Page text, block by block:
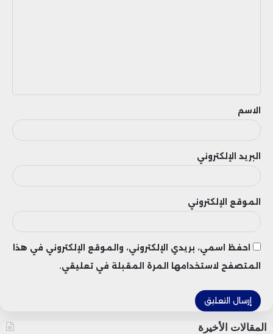
ق
الاسم
البريد الإلكتروني
الموقع الإلكتروني
احفظ اسمي، بريدي الإلكتروني، والموقع الإلكتروني في هذا
المتصفح لاستخدامها المرة المقبلة في تعليقي.
المقالات الأخيرة